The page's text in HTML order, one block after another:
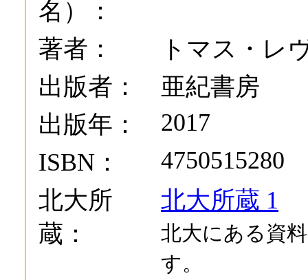
名）：
著者：
トマス・レ
出版者：
亜紀書房
出版年：
2017
ISBN：
4750515280
北大所
蔵：
北大所蔵 1
北大にある資
す。